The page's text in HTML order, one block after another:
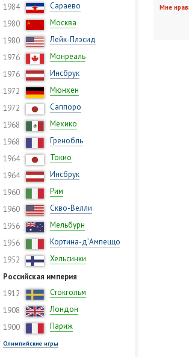
1984
Сараево
1980
Москва
1980
Лейк-Плэсид
1976
Монреаль
1976
Инсбрук
1972
Мюнхен
1972
Саппоро
1968
Мехико
1968
Гренобль
1964
Токио
1964
Инсбрук
1960
Рим
1960
Скво-Велли
1956
Мельбурн
1956
Кортина-д’Ампеццо
1952
Хельсинки
Российская империя
1912
Стокгольм
1908
Лондон
1900
Париж
Олимпийские игры
Мне